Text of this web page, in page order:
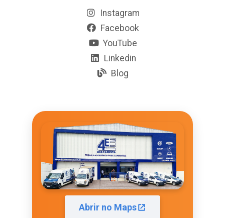
Instagram
Facebook
YouTube
Linkedin
Blog
Abrir no Maps